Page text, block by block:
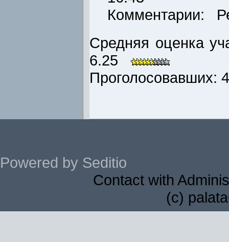
Комментарии:
Средняя оценка
6.25
Проголосовавших:
Powered by Seditio
Contact with
(c)